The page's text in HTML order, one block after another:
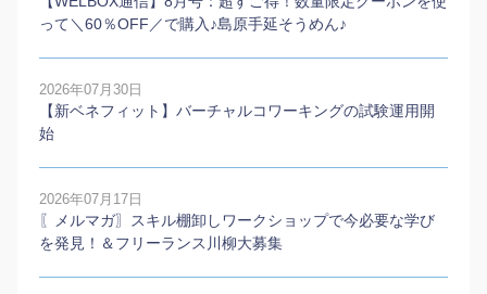
って＼60％OFF／で購入♪島原手延そうめん♪
2026年07月30日
【新ベネフィット】バーチャルコワーキングの試験運用開
始
2026年07月17日
〖メルマガ〗スキル棚卸しワークショップで今必要な学び
を発見！＆フリーランス川柳大募集